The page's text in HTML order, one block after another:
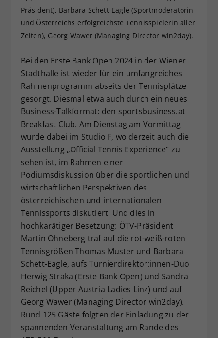
Präsident), Barbara Schett-Eagle (Sportmoderatorin
und Österreichs erfolgreichste Tennisspielerin aller
Zeiten), Georg Wawer (Managing Director win2day).
Bei den Erste Bank Open 2024 in der Wiener
Stadthalle ist wieder für ein umfangreiches
Rahmenprogramm abseits der Tennisplätze
gesorgt. Diesmal etwa auch durch ein neues
Business-Talkformat: den sportsbusiness.at
Breakfast Club. Am Dienstag am Vormittag
wurde dabei im Studio F, wo derzeit auch die
Ausstellung „Official Tennis Experience“ zu
sehen ist, im Rahmen einer
Podiumsdiskussion über die sportlichen und
wirtschaftlichen Perspektiven des
österreichischen und internationalen
Tennissports diskutiert. Und dies in
hochkarätiger Besetzung: ÖTV-Präsident
Martin Ohneberg traf auf die rot-weiß-roten
Tennisgrößen Thomas Muster und Barbara
Schett-Eagle, aufs Turnierdirektor:innen-Duo
Herwig Straka (Erste Bank Open) und Sandra
Reichel (Upper Austria Ladies Linz) und auf
Georg Wawer (Managing Director win2day).
Rund 125 Gäste folgten der Einladung zu der
spannenden Veranstaltung am Rande des
Dieser Wert speichert Ihre Consent-
Einstellungen. Unter anderem eine
zufällig generierte ID, für die
Webseiten-Betreiber dies eingestellt
hat.